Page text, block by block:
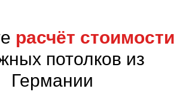
расчёт стоимости
потолков из
Германии